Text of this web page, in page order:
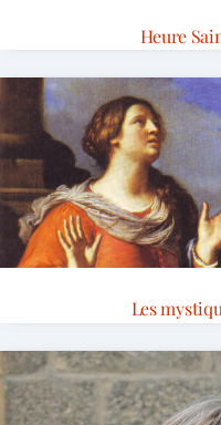
Heure
Les